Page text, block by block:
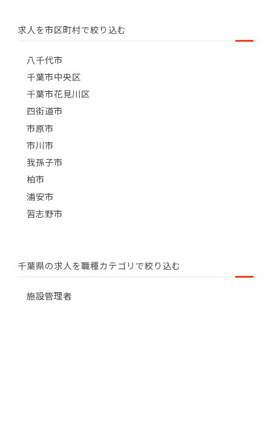
求人を市区町村で絞り込む
八千代市
千葉市中央区
千葉市花見川区
四街道市
市原市
市川市
我孫子市
柏市
浦安市
習志野市
千葉県の求人を職種カテゴリで絞り込む
施設管理者